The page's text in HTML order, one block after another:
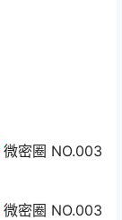
微密圈 NO.003
微密圈 NO.003